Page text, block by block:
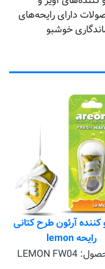
دارای رایحه‌های
خوشبو
آرئون طرح کتانی
رایحه lemon
LEMON FW04